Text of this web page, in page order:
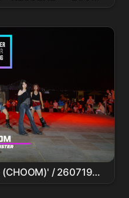
Dance Cover
(CHOOM)' / 260719
BUSKING